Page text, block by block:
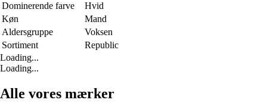
Dominerende farve
Hvid
Køn
Mand
Aldersgruppe
Voksen
Sortiment
Republic
Loading...
Loading...
Alle vores mærker